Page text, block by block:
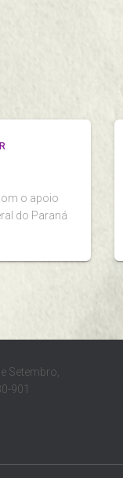
o apoio
do Paraná
Setembro,
901